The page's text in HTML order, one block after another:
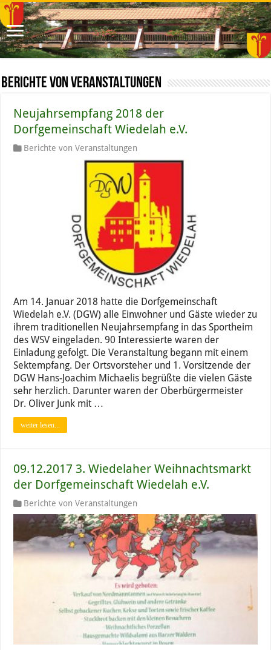
Berichte von Veranstaltungen
Neujahrsempfang 2018 der
Dorfgemeinschaft Wiedelah e.V.
Berichte von Veranstaltungen
Am 14. Januar 2018 hatte die Dorfgemeinschaft
Wiedelah e.V. (DGW) alle Einwohner und Gäste wieder zu
ihrem traditionellen Neujahrsempfang in das Sportheim
des WSV eingeladen. 90 Interessierte waren der
Einladung gefolgt. Die Veranstaltung begann mit einem
Sektempfang. Der Ortsvorsteher und 1. Vorsitzende der
DGW Hans-Joachim Michaelis begrüßte die vielen Gäste
sehr herzlich. Darunter waren der Oberbürgermeister
Dr. Oliver Junk mit …
weiter lesen...
09.12.2017 3. Wiedelaher Weihnachtsmarkt
der Dorfgemeinschaft Wiedelah e.V.
Berichte von Veranstaltungen